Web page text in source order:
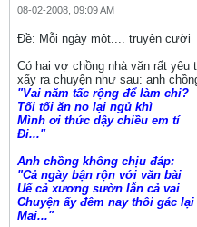
08-02-2008, 09:09 AM
Ðề: Mỗi ngày một.... truyện cười
Có hai vợ chồng nhà văn rất
xẩy ra chuyện như sau: anh
"Vai năm tấc rộng để làm chi?
Tối tối ăn no lại ngủ khì
Mình ơi thức dậy chiều em tí
Đi..."
Anh chồng không chịu đáp:
"Cả ngày bận rộn với văn bài
Uể cả xương sườn lẫn cả vai
Chuyện ấy đêm nay thôi gác lại
Mai..."